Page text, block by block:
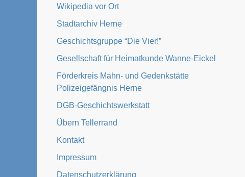
Wikipedia vor Ort
Stadtarchiv Herne
Geschichtsgruppe “Die Vier!”
Gesellschaft für Heimatkunde Wanne-Eickel
Förderkreis Mahn- und Gedenkstätte
Polizeigefängnis Herne
DGB-Geschichtswerkstatt
Übern Tellerrand
Kontakt
Impressum
Datenschutzerklärung